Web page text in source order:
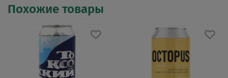
Похожие товары